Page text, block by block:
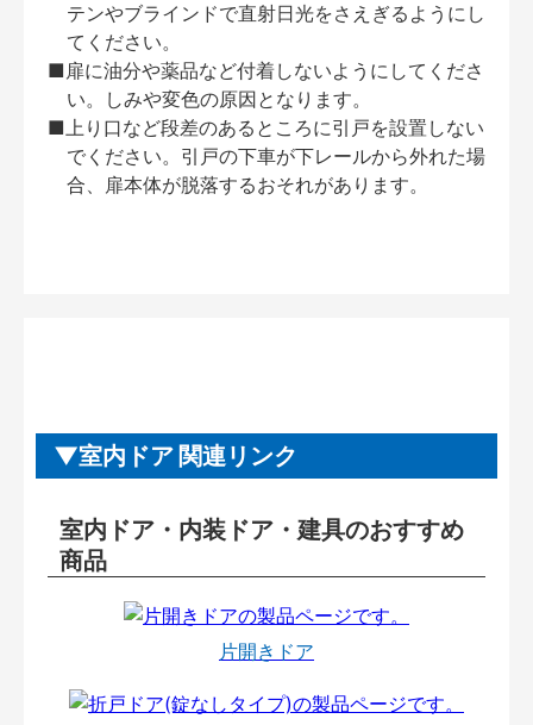
テンやブラインドで直射日光をさえぎるようにし
てください。
■扉に油分や薬品など付着しないようにしてくださ
い。しみや変色の原因となります。
■上り口など段差のあるところに引戸を設置しない
でください。引戸の下車が下レールから外れた場
合、扉本体が脱落するおそれがあります。
室内ドア 関連リンク
室内ドア・内装ドア・建具のおすすめ
商品
片開きドア